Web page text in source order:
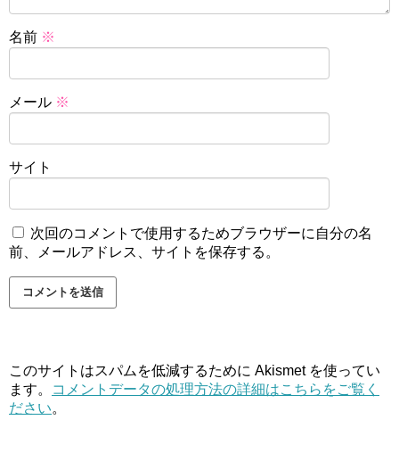
名前 ※
メール ※
サイト
次回のコメントで使用するためブラウザーに自分の名
前、メールアドレス、サイトを保存する。
このサイトはスパムを低減するために Akismet を使ってい
ます。
コメントデータの処理方法の詳細はこちらをご覧く
ださい。